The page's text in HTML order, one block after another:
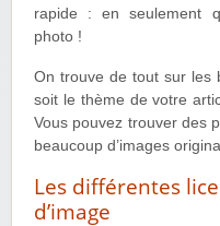
rapide : en seulement
photo !
On trouve de tout sur les
soit le thème de votre
Vous pouvez trouver des
beaucoup d’images
Les différentes
d’image